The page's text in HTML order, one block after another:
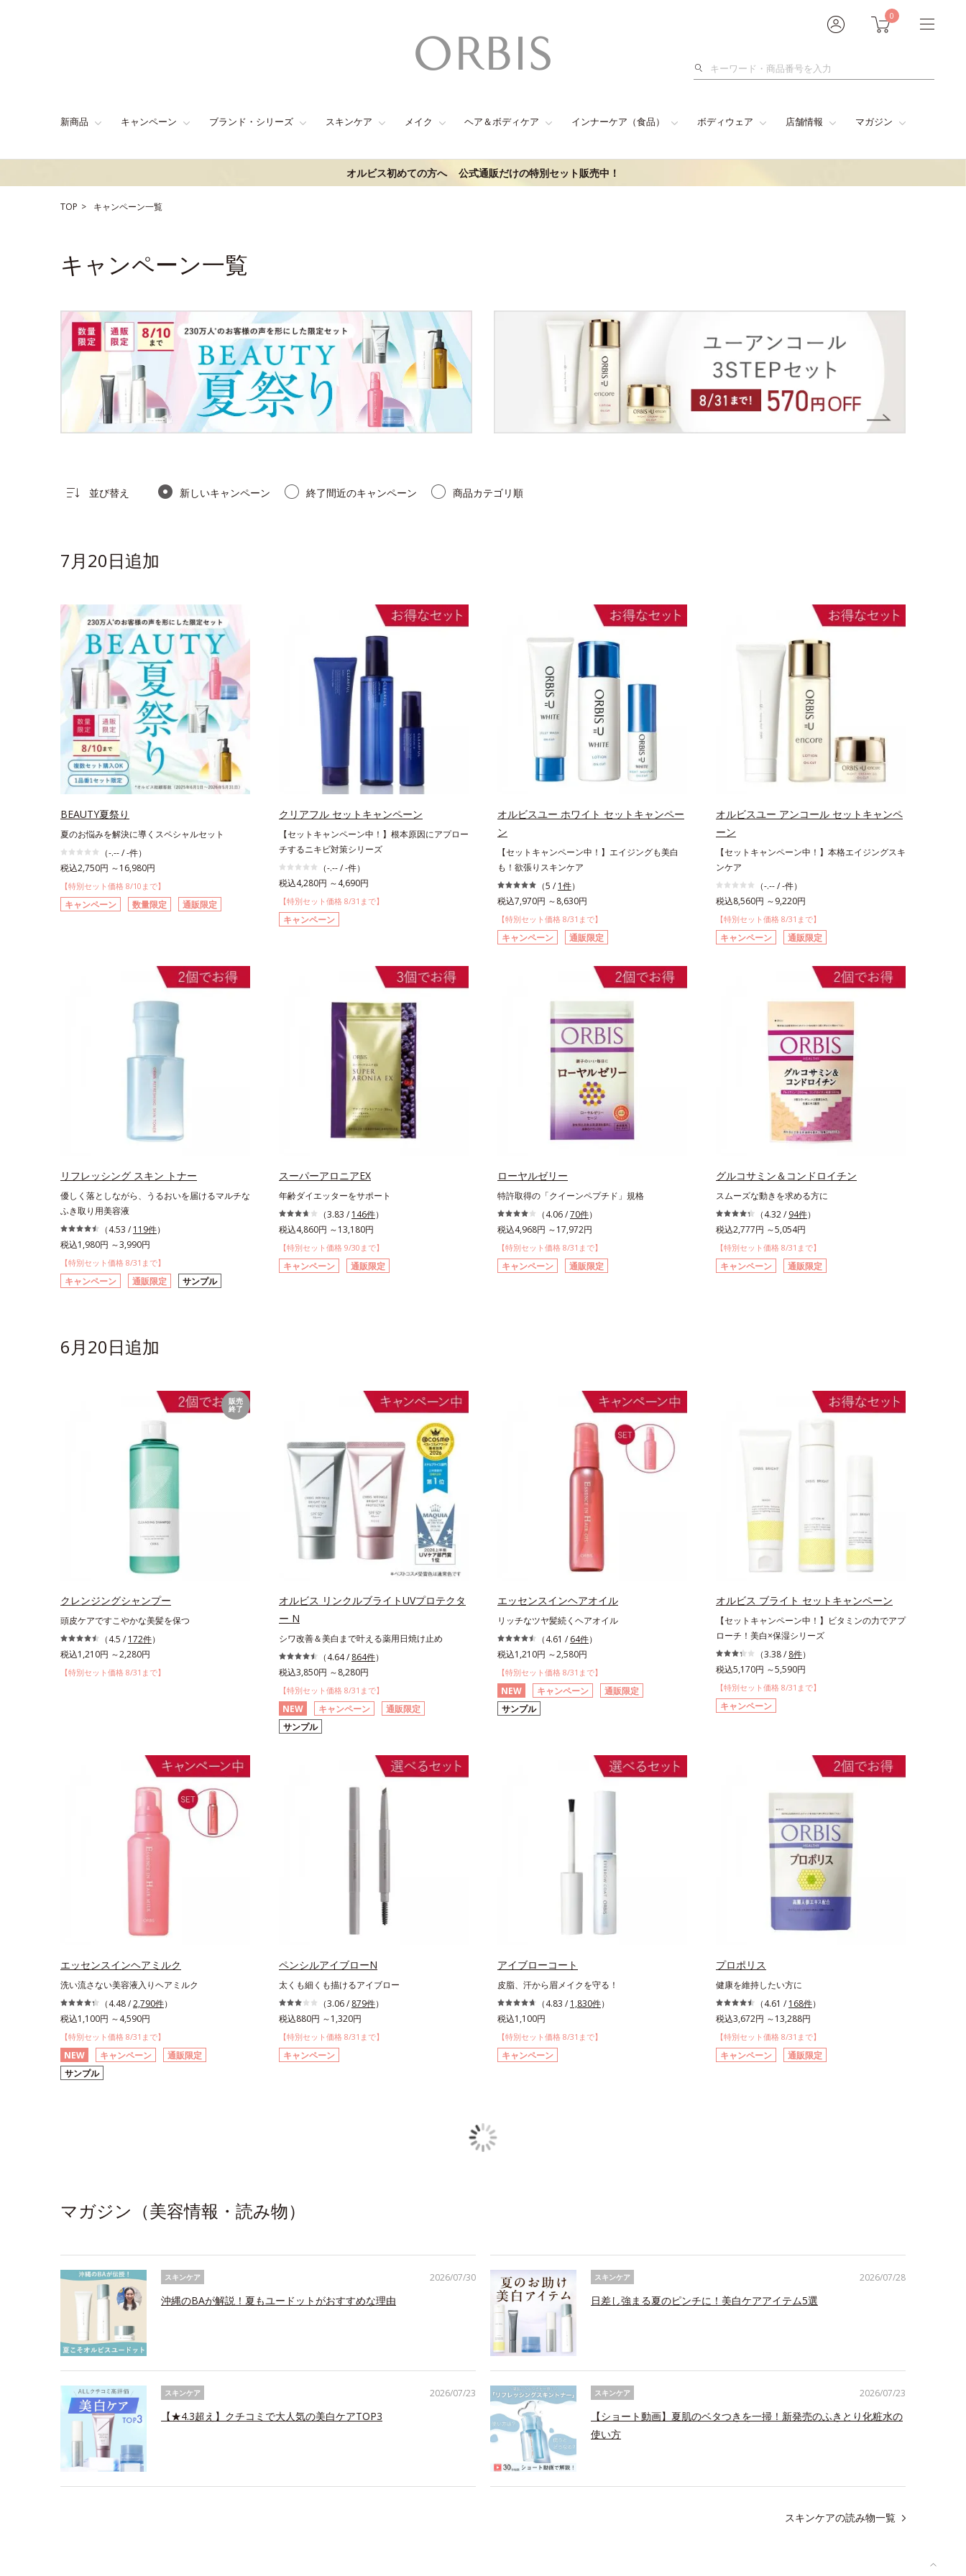
0
検
新商品 キャンペーン ブランド・シリーズ スキンケア メイク ヘア＆ボディケア インナーケア（食品） ボディウェア 店舗情報 マガジン
オルビス初めての方へ 公式通販だけの特別セット販売中！
TOP キャンペーン一覧
キャンペーン一覧
並び替え 新しいキャンペーン 終了間近のキャンペーン 商品カテゴリ順
7月20日追加
BEAUTY夏祭り
夏のお悩みを解決に導くスペシャルセット
（-.-- / -件）
税込2,750円 ～16,980円
【特別セット価格 8/10まで】
キャンペーン 数量限定 通販限定
クリアフル セットキャンペーン
【セットキャンペーン中！】根本原因にアプロー
チするニキビ対策シリーズ
（-.-- / -件）
税込4,280円 ～4,690円
【特別セット価格 8/31まで】
キャンペーン
オルビスユー ホワイト セットキャンペー
ン
【セットキャンペーン中！】エイジングも美白
も！欲張りスキンケア
（5 / 1件）
税込7,970円 ～8,630円
【特別セット価格 8/31まで】
キャンペーン 通販限定
オルビスユー アンコール セットキャンペ
ーン
【セットキャンペーン中！】本格エイジングスキ
ンケア
（-.-- / -件）
税込8,560円 ～9,220円
【特別セット価格 8/31まで】
キャンペーン 通販限定
リフレッシング スキン トナー
優しく落としながら、うるおいを届けるマルチな
ふき取り用美容液
（4.53 / 119件）
税込1,980円 ～3,990円
【特別セット価格 8/31まで】
キャンペーン 通販限定 サンプル
スーパーアロニアEX
年齢ダイエッターをサポート
（3.83 / 146件）
税込4,860円 ～13,180円
【特別セット価格 9/30まで】
キャンペーン 通販限定
ローヤルゼリー
特許取得の「クイーンペプチド」規格
（4.06 /70件）
税込4,968円 ～17,972円
【特別セット価格 8/31まで】
キャンペーン 通販限定
グルコサミン＆コンドロイチン
スムーズな動きを求める方に
（4.32 / 94件）
税込2,777円 ～5,054円
【特別セット価格 8/31まで】
キャンペーン 通販限定
6月20日追加
販売
終了
クレンジングシャンプー
頭皮ケアですこやかな美髪を保つ
（4.5 / 172件）
税込1,210円 ～2,280円
【特別セット価格 8/31まで】
オルビス リンクルブライトUVプロテクタ
ー N
シワ改善＆美白まで叶える薬用日焼け止め
（4.64 / 864件）
税込3,850円 ～8,280円
【特別セット価格 8/31まで】
NEW キャンペーン
通販限定
サンプル
エッセンスインヘアオイル
リッチなツヤ髪続くヘアオイル
（4.61 / 64件）
税込1,210円 ～2,580円
【特別セット価格 8/31まで】
NEW キャンペーン
通販限定
サンプル
オルビス ブライト セットキャンペーン
【セットキャンペーン中！】ビタミンの力でアプ
ローチ！美白×保湿シリーズ
（3.38 / 8件）
税込5,170円 ～5,590円
【特別セット価格 8/31まで】
キャンペーン
エッセンスインヘアミルク
洗い流さない美容液入りヘアミルク
（4.48 /2,790件）
税込1,100円 ～4,590円
【特別セット価格 8/31まで】
NEW キャンペーン
通販限定
サンプル
ペンシルアイブローN
太くも細くも描けるアイブロー
（3.06 / 879件）
税込880円 ～1,320円
【特別セット価格 8/31まで】
キャンペーン
アイブローコート
皮脂、汗から眉メイクを守る！
（4.83 / 1,830件）
税込1,100円
【特別セット価格 8/31まで】
キャンペーン
プロポリス
健康を維持したい方に
（4.61 / 168件）
税込3,672円 ～13,288円
【特別セット価格 8/31まで】
キャンペーン 通販限定
マガジン（美容情報・読み物）
スキンケア
沖縄のBAが解説！夏もユードットがおすすめな理由
2026/07/30 スキンケア
日差し強まる夏のピンチに！美白ケアアイテム5選
2026/07/28
スキンケア
【★4.3超え】クチコミで大人気の美白ケアTOP3
2026/07/23 スキンケア
【ショート動画】夏肌のベタつきを一掃！新発売のふきとり化粧水の
使い方
2026/07/23
スキンケアの読み物一覧